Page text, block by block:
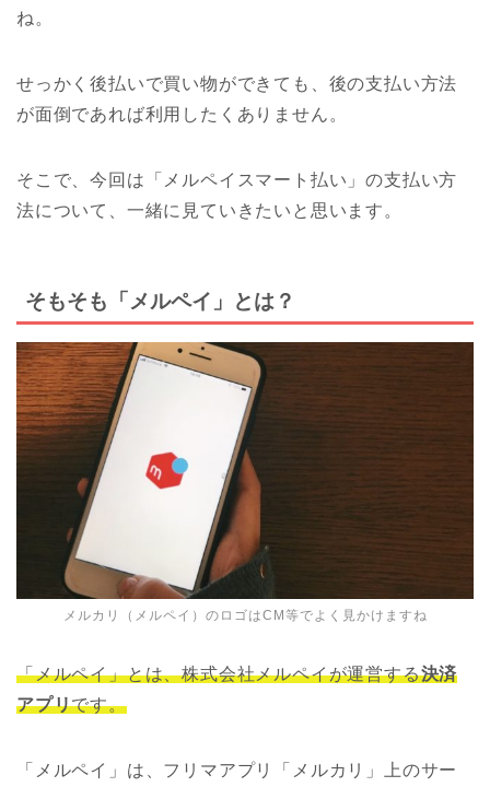
ね。
せっかく後払いで買い物ができても、後の支払い方法
が面倒であれば利用したくありません。
そこで、今回は「メルペイスマート払い」の支払い方
法について、一緒に見ていきたいと思います。
そもそも「メルペイ」とは？
メルカリ（メルペイ）のロゴはCM等でよく見かけますね
「メルペイ」とは、株式会社メルペイが運営する決済
アプリです。
「メルペイ」は、フリマアプリ「メルカリ」上のサー